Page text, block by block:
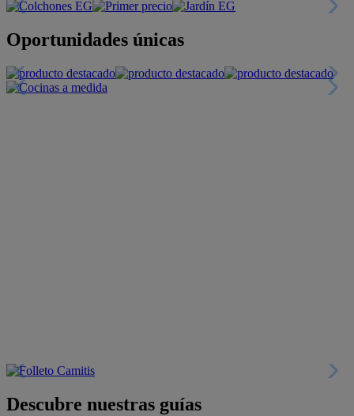
Oportunidades únicas
Descubre nuestras guías